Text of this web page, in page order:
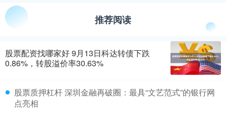
推荐阅读
股票配资找哪家好 9月13日科达转债下跌
0.86%，转股溢价率30.63%
股票质押杠杆 深圳金融再破圈：最具“文艺范式”的银行网
点亮相